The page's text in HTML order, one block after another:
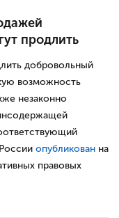
продлить
добровольный
возможность
незаконно
опубликован на
правовых